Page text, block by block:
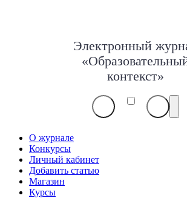
Электронный
контекст»
О журнале
Конкурсы
Личный кабинет
Добавить статью
Магазин
Курсы